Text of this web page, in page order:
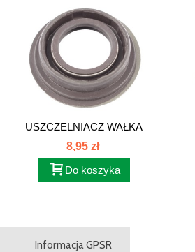
USZCZELNIACZ WAŁKA
POMPY...
8,95 zł
Do koszyka
Informacja GPSR